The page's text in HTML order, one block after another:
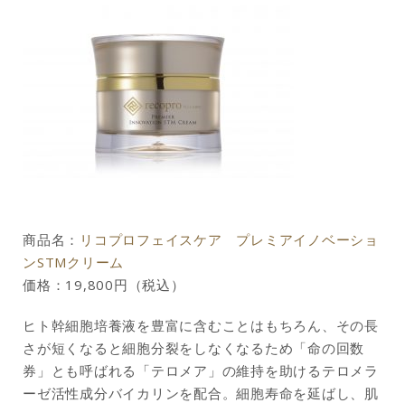
商品名： リコプロフェイスケア プレミアイノベーショ
ンSTMクリーム
価格：19,800円（税込）
ヒト幹細胞培養液を豊富に含むことはもちろん、その長
さが短くなると細胞分裂をしなくなるため「命の回数
券」とも呼ばれる「テロメア」の維持を助けるテロメラ
ーゼ活性成分バイカリンを配合。細胞寿命を延ばし、肌